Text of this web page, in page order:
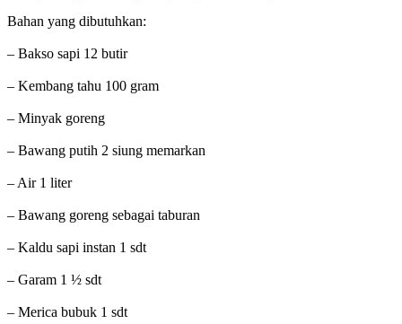
Bahan yang dibutuhkan:
– Bakso sapi 12 butir
– Kembang tahu 100 gram
– Minyak goreng
– Bawang putih 2 siung memarkan
– Air 1 liter
– Bawang goreng sebagai taburan
– Kaldu sapi instan 1 sdt
– Garam 1 ½ sdt
– Merica bubuk 1 sdt